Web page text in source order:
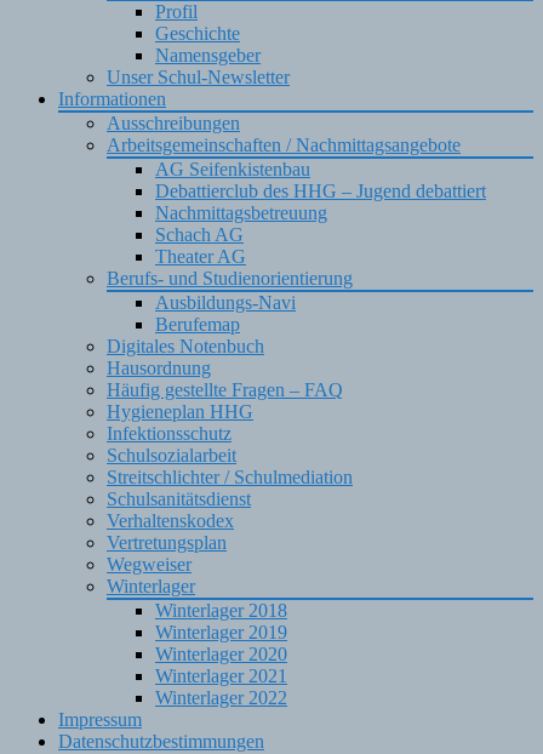
Profil
Geschichte
Namensgeber
Unser Schul-Newsletter
Informationen
Ausschreibungen
Arbeitsgemeinschaften / Nachmittagsangebote
AG Seifenkistenbau
Debattierclub des HHG – Jugend debattiert
Nachmittagsbetreuung
Schach AG
Theater AG
Berufs- und Studienorientierung
Ausbildungs-Navi
Berufemap
Digitales Notenbuch
Hausordnung
Häufig gestellte Fragen – FAQ
Hygieneplan HHG
Infektionsschutz
Schulsozialarbeit
Streitschlichter / Schulmediation
Schulsanitätsdienst
Verhaltenskodex
Vertretungsplan
Wegweiser
Winterlager
Winterlager 2018
Winterlager 2019
Winterlager 2020
Winterlager 2021
Winterlager 2022
Impressum
Datenschutzbestimmungen